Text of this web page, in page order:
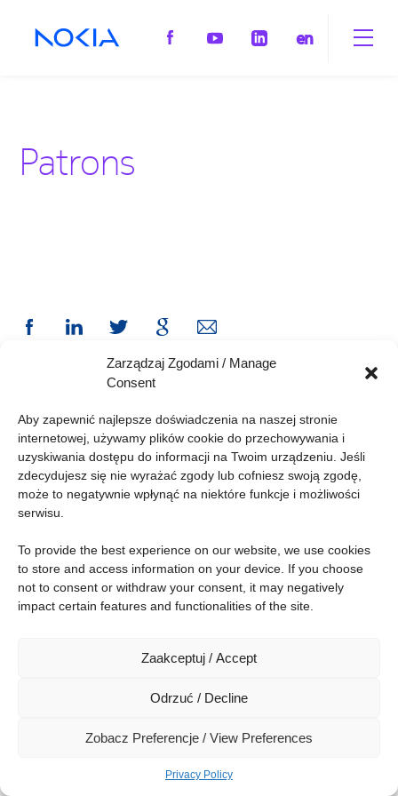
Zarządzaj Zgodami / Manage
Consent
Aby zapewnić najlepsze doświadczenia na naszej stronie
internetowej, używamy plików cookie do przechowywania i
uzyskiwania dostępu do informacji na Twoim urządzeniu. Jeśli
zdecydujesz się nie wyrażać zgody lub cofniesz swoją zgodę,
może to negatywnie wpłynąć na niektóre funkcje i możliwości
serwisu.
To provide the best experience on our website, we use cookies
to store and access information on your device. If you choose
not to consent or withdraw your consent, it may negatively
impact certain features and functionalities of the site.
Zaakceptuj / Accept
Odrzuć / Decline
Zobacz Preferencje / View Preferences
Privacy Policy
en
Patrons
Konferencja
Social
© 2026 Kobiety IT All rights reserved.
Website is using cookie files. Readmoreabout their usage. By browsing the
website, you are giving the permission for their usage.